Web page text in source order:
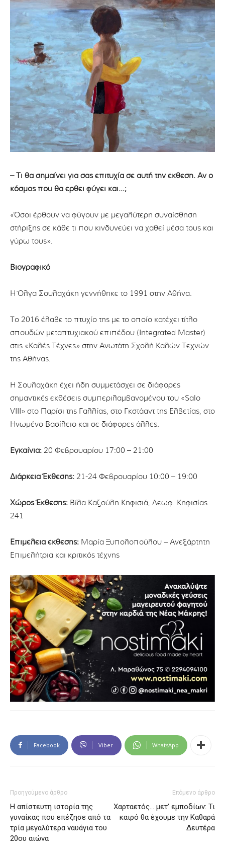
– Τι θα σημαίνει για σας επιτυχία σε αυτή την έκθεση. Αν ο
κόσμος που θα έρθει φύγει και…;
«Όσοι έρθουν να φύγουν με μεγαλύτερη συναίσθηση
στήριξης σε κάθε τι που κινδυνεύει να χαθεί μέσα τους και
γύρω τους».
Βιογραφικό
Η Όλγα Σουλαχάκη γεννήθηκε το 1991 στην Αθήνα.
Το 2016 έλαβε το πτυχίο της με το οποίο κατέχει τίτλο
σπουδών μεταπτυχιακού επιπέδου (Integrated Master)
στις «Καλές Τέχνες» στην Ανωτάτη Σχολή Καλών Τεχνών
της Αθήνας.
Η Σουλαχάκη έχει ήδη συμμετάσχει σε διάφορες
σημαντικές εκθέσεις συμπεριλαμβανομένου του «Salo
VIII» στο Παρίσι της Γαλλίας, στο Γκστάαντ της Ελβετίας, στο
Ηνωμένο Βασίλειο και σε διάφορες άλλες.
Εγκαίνια: 20 Φεβρουαρίου 17:00 – 21:00
Διάρκεια Έκθεσης: 21-24 Φεβρουαρίου 10:00 – 19:00
Χώρος Έκθεσης: Βίλα Καζούλη Κηφισιά, Λεωφ. Κηφισίας
241
Επιμέλεια έκθεσης: Μαρία Ξυπολοπούλου – Ανεξάρτητη
Επιμελήτρια και κριτικός τέχνης
Facebook Viber WhatsApp
Προηγούμενο άρθρο
Η απίστευτη ιστορία της
γυναίκας που επέζησε από τα
τρία μεγαλύτερα ναυάγια του
20ου αιώνα
Επόμενο άρθρο
Χαρταετός… μετ’ εμποδίων: Τι
καιρό θα έχουμε την Καθαρά
Δευτέρα